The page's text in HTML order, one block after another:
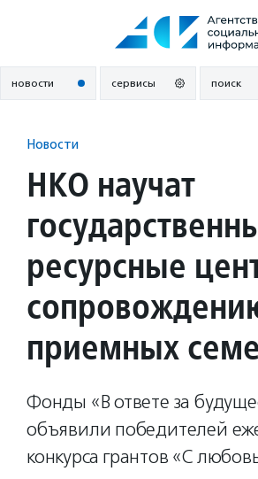
новости сервисы поиск
Новости
НКО научат
ресурсные
приемных
Фонды «В ответе за
объявили победителей
конкурса грантов «С